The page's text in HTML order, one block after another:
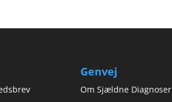
Genvej
Om Sjældne Diagnoser